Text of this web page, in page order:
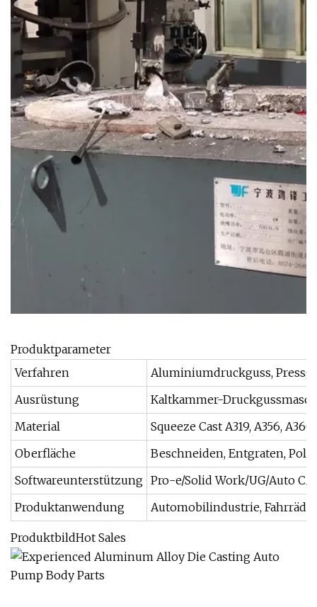
Produktparameter
Verfahren
Aluminiumdruckguss,
Ausrüstung
Kaltkammer-
Material
Squeeze Cast A319, A356,
Oberfläche
Beschneiden, Entgraten,
Softwareunterstützung Pro-e/Solid Work/UG/Auto
Produktanwendung
Automobilindustrie,
ProduktbildHot Sales